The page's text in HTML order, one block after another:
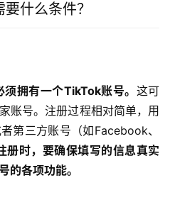
什么条件？
拥有一个TikTok账号。 这可
账号。注册过程相对简单，用
第三方账号（如Facebook、
册时，要确保填写的信息真实
的各项功能。